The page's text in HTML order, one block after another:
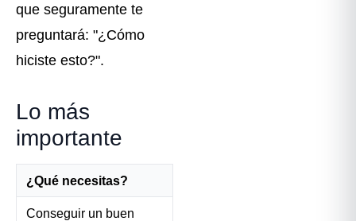
que seguramente te
preguntará: "¿Cómo
hiciste esto?".
Lo más
importante
¿Qué necesitas?
Conseguir un buen